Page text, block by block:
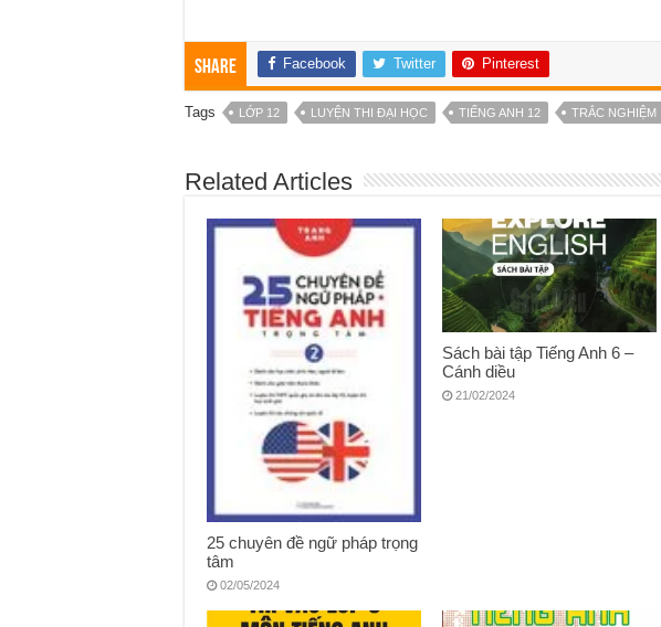
Share Facebook Twitter Pinterest
Tags LỚP 12 LUYỆN THI ĐẠI HỌC TIẾNG ANH 12 TRẮC NGHIỆM
Related Articles
25 chuyên đề ngữ pháp trọng
tâm
02/05/2024
Sách bài tập Tiếng Anh 6 –
Cánh diều
21/02/2024